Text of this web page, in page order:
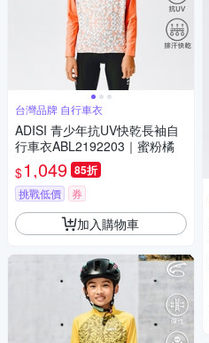
台灣品牌 自行車衣
ADISI 青少年抗UV快乾長袖自
行車衣ABL2192203｜蜜粉橘
$1,049 85折
挑戰低價 券
加入購物車